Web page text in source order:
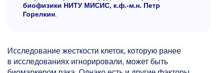
биофизики НИТУ МИСИС, к.ф.-м.н. Петр
Горелкин
Исследование жесткости клеток, которую ранее
в исследованиях игнорировали, может быть